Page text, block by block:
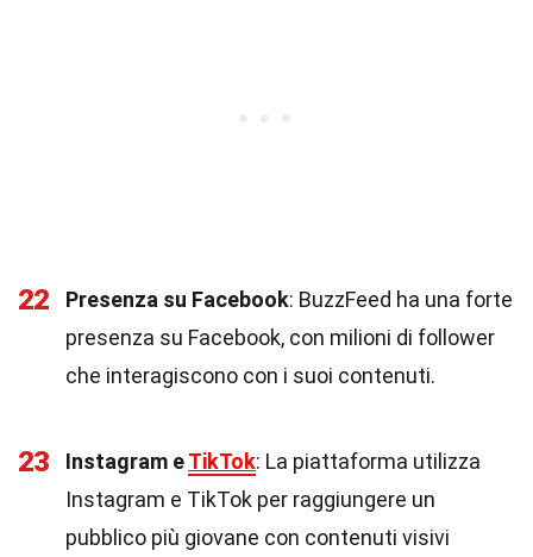
22 Presenza su Facebook: BuzzFeed ha una forte
presenza su Facebook, con milioni di follower
che interagiscono con i suoi contenuti.
23 Instagram eTikTok: La piattaforma utilizza
Instagram e TikTok per raggiungere un
pubblico più giovane con contenuti visivi